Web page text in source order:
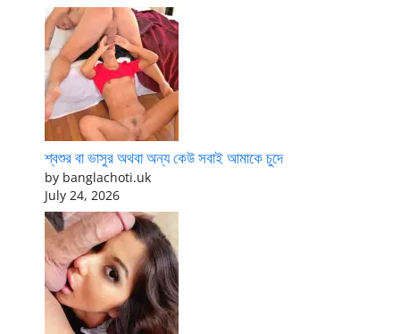
শ্বশুর বা ভাসুর অথবা অন্য কেউ সবাই আমাকে চুদে
by banglachoti.uk
July 24, 2026